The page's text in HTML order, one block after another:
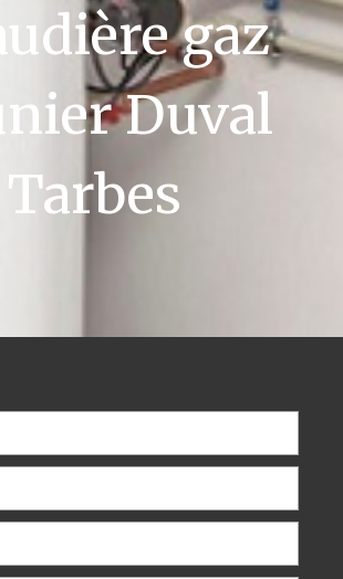
gaz
Duval
Tarbes